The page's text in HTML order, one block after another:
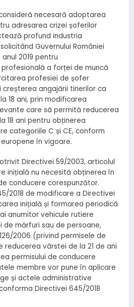
necesară adoptarea
adresarea crizei șoferilor
profund industria
Guvernului României
2019 pentru
a forței de muncă
profesiei de șofer
creșterea angajării tinerilor ca
18 ani, prin modificarea
care să permită reducerea
18 ani pentru obținerea
categoriile C și CE, conform
în vigoare.
Directivei 59/2003, articolul
inițială nu necesită obținerea în
conducere corespunzător.
2018 de modificare a Directivei
inițială și formarea periodică
anumitor vehicule rutiere
mărfuri sau de persoane,
2006 (privind permisele de
vârstei de la 21 de ani
permisului de conducere
membre vor pune în aplicare
și actele administrative
Directivei 645/2018